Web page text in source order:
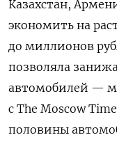
Казахстан,
экономить на
до миллионов
позволяла
автомобилей —
с The Moscow
половины